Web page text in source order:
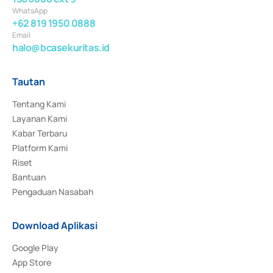
WhatsApp
+62 819 1950 0888
Email
halo@bcasekuritas.id
Tautan
Tentang Kami
Layanan Kami
Kabar Terbaru
Platform Kami
Riset
Bantuan
Pengaduan Nasabah
Download Aplikasi
Google Play
App Store